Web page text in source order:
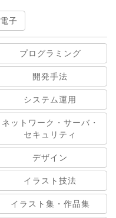
電子
プログラミング
開発手法
システム運用
ネットワーク・サーバ・
セキュリティ
デザイン
イラスト技法
イラスト集・作品集